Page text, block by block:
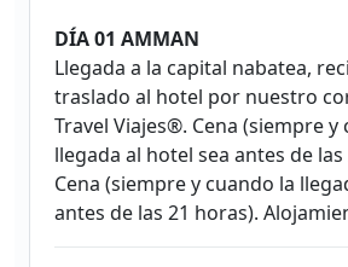
DÍA 01 AMMAN
Llegada a la capital nabatea,
traslado al hotel por nuestro
Travel Viajes®. Cena (siempre y
llegada al hotel sea antes de
Cena (siempre y cuando la
antes de las 21 horas).